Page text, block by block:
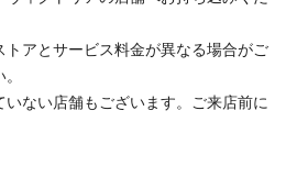
アとサービス料金が異なる場合がご
ない店舗もございます。ご来店前に